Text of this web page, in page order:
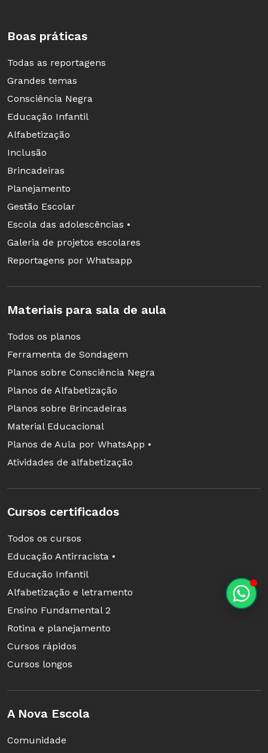
Boas práticas
Todas as reportagens
Grandes temas
Consciência Negra
Educação Infantil
Alfabetização
Inclusão
Brincadeiras
Planejamento
Gestão Escolar
Escola das adolescências •
Galeria de projetos escolares
Reportagens por Whatsapp
Materiais para sala de aula
Todos os planos
Ferramenta de Sondagem
Planos sobre Consciência Negra
Planos de Alfabetização
Planos sobre Brincadeiras
Material Educacional
Planos de Aula por WhatsApp •
Atividades de alfabetização
Cursos certificados
Todos os cursos
Educação Antirracista •
Educação Infantil
Alfabetização e letramento
Ensino Fundamental 2
Rotina e planejamento
Cursos rápidos
Cursos longos
A Nova Escola
Comunidade